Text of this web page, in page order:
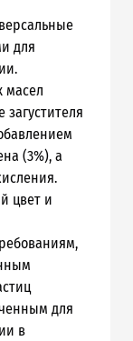
для
масел
(3%), а
цвет и
для
в